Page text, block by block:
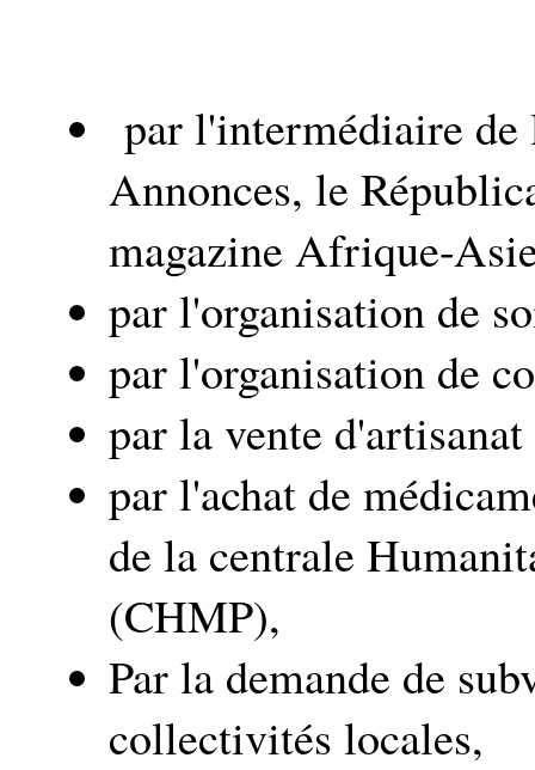
par l'intermédiaire de
Annonces, le
magazine Afrique-
par l'organisation de
par l'organisation de
par la vente
par l'achat de
de la centrale
(CHMP),
Par la demande de
collectivités locales,